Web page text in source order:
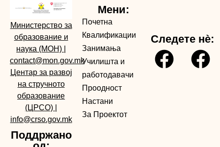
Министерство за
образование и
наука (МОН)
contact@mon.gov.mk
Центар за развој
на стручното
образование
(ЦРСО)
info@crso.gov.mk
Поддржано
Мени:
Почетна
Квалификации
Занимања
Училишта и
работодавачи
Проодност
Настани
За Проектот
Следете нè: